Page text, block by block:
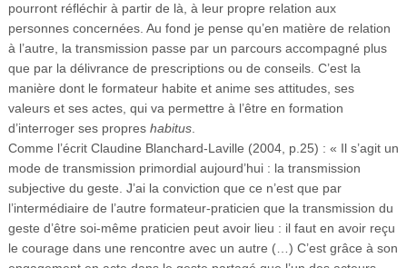
pourront réfléchir à partir de là, à leur propre relation aux
personnes concernées. Au fond je pense qu’en matière de relation
à l’autre, la transmission passe par un parcours accompagné plus
que par la délivrance de prescriptions ou de conseils. C’est la
manière dont le formateur habite et anime ses attitudes, ses
valeurs et ses actes, qui va permettre à l’être en formation
d’interroger ses propres habitus.
Comme l’écrit Claudine Blanchard-Laville (2004, p.25) : « Il s’agit un
mode de transmission primordial aujourd’hui : la transmission
subjective du geste. J’ai la conviction que ce n’est que par
l’intermédiaire de l’autre formateur-praticien que la transmission du
geste d’être soi-même praticien peut avoir lieu : il faut en avoir reçu
le courage dans une rencontre avec un autre (…) C’est grâce à son